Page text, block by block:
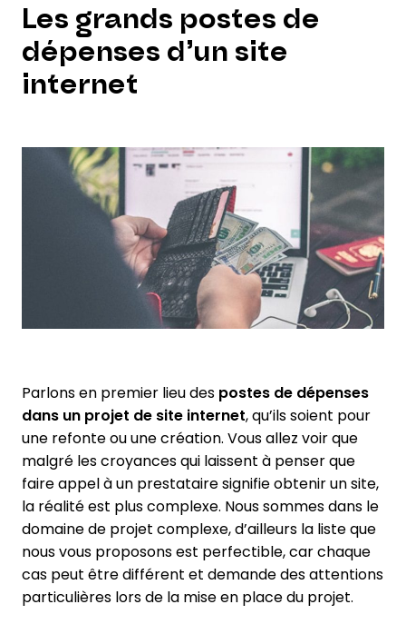
Les grands postes de
dépenses d’un site
internet
Parlons en premier lieu des postes de dépenses
dans un projet de site internet, qu’ils soient pour
une refonte ou une création. Vous allez voir que
malgré les croyances qui laissent à penser que
faire appel à un prestataire signifie obtenir un site,
la réalité est plus complexe. Nous sommes dans le
domaine de projet complexe, d’ailleurs la liste que
nous vous proposons est perfectible, car chaque
cas peut être différent et demande des attentions
particulières lors de la mise en place du projet.